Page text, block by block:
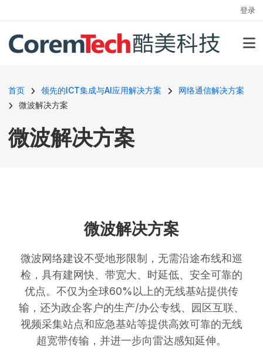
登录
面包屑
首页 领先的ICT集成与AI应用解决方案
网络通信解决方案
微波解决方案
微波解决方案
微波解决方案
微波网络建设不受地形限制，无需沿途布线和巡
检，具有建网快、带宽大、时延低、安全可靠的
优点。不仅为全球60%以上的无线基站提供传
输，还为政企客户的生产/办公专线、园区互联、
视频采集站点和应急基站等提供高效可靠的无线
超宽带传输，并进一步向雷达感知延伸。